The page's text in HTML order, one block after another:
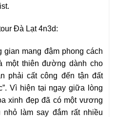
Đà Lạt 4n3d:
gian mang đậm phong cách
một thiên đường dành cho
phải cất công đến tận đất
Vì hiện tại ngay giữa lòng
xinh đẹp đã có một vương
nhỏ làm say đắm rất nhiều